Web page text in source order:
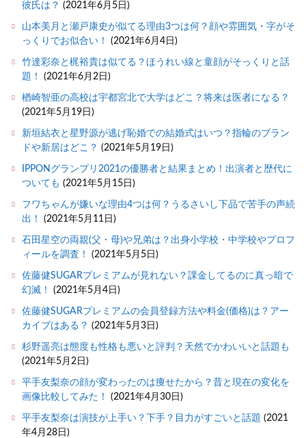
彼氏は？ (2021年6月5日)
山本美月と瀬戸康史が似てる理由3つは何？顔や雰囲気・字がそ
っくりでお似合い！
(2021年6月4日)
竹達彩奈と梶裕貴は似てる？ほうれい線と童顔がそっくりと話
題！
(2021年6月2日)
楢崎智亜の高校は宇都宮北で大学はどこ？将来は医者になる？
(2021年5月19日)
新垣結衣と星野源が逃げ恥婚での結婚式はいつ？指輪のブラン
ドや新居はどこ？ (2021年5月19日)
IPPONグランプリ2021の優勝者と結果まとめ！出演者と歴代に
ついても (2021年5月15日)
フワちゃんが嫌いな理由4つは何？うるさいし下品で苦手の声続
出！
(2021年5月11日)
石田星空の両親(父・母)や兄弟は？出身小学校・中学校やプロフ
ィールを調査！
(2021年5月5日)
佐藤健SUGARプレミアムが見れない？課金してるのに真っ暗で
幻滅！
(2021年5月4日)
佐藤健SUGARプレミアムの会員登録方法や料金(価格)は？アー
カイブはある？ (2021年5月3日)
杉野遥亮は態度も性格も悪いと評判？天然でかわいいと話題も
(2021年5月2日)
平手友梨奈の顔が変わったのは痩せたから？昔と現在の変化を
画像比較してみた！
(2021年4月30日)
平手友梨奈は演技が上手い？下手？目力がすごいと話題 (2021
年4月28日)